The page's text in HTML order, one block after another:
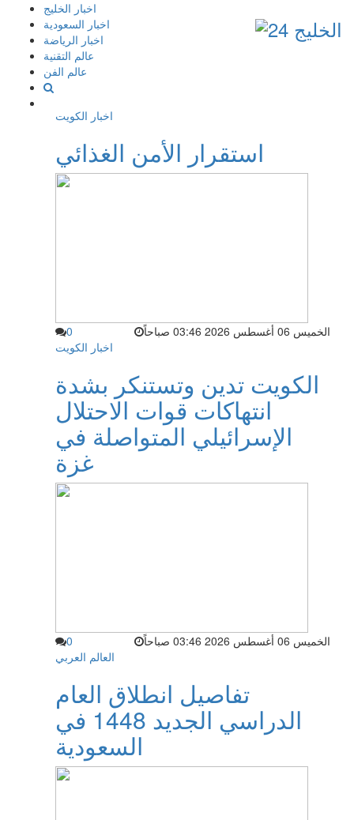
إذهب
المحتوى
اخبار الخليج
اخبار السعودية
اخبار الرياضة
عالم التقنية
عالم الفن
اخبار الكويت
استقرار الأمن الغذائي
الخميس 06 أغسطس 2026 03:46 صباحاً
0
اخبار الكويت
الكويت تدين وتستنكر بشدة
انتهاكات قوات الاحتلال
الإسرائيلي المتواصلة في
غزة
الخميس 06 أغسطس 2026 03:46 صباحاً
0
العالم العربي
تفاصيل انطلاق العام
الدراسي الجديد 1448 في
السعودية